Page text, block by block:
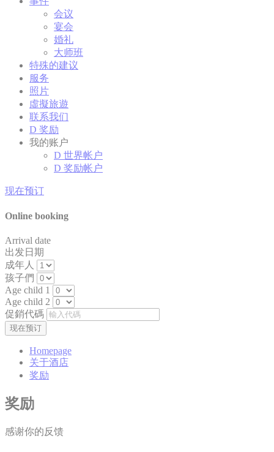
营销和广告类
营销类Cookie将主要由第三方用于创建用户配置文件，以跟
踪其在整个网络上的行为和习惯，以达到营销目的。
广告用户数据
同意向 Google 发送与广告相关的用户数据。
个性化广告
同意第三方进行个性化广告
会议
宴会
婚礼
大师班
特殊的建议
服务
照片
虛擬旅遊
联系我们
D 奖励
我的账户
D 世界帐户
D 奖励帐户
现在预订
Online booking
Arrival date
出发日期
成年人
孩子們
Age child 1
Age child 2
促銷代碼
Homepage
关于酒店
奖励
奖励
感谢你的反馈